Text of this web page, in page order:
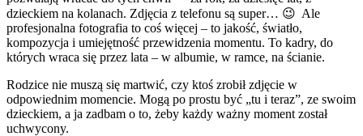
dzieckiem na kolanach. Zdjęcia z telefonu są super… 😉 Ale
profesjonalna fotografia to coś więcej – to jakość, światło,
kompozycja i umiejętność przewidzenia momentu. To kadry, do
których wraca się przez lata – w albumie, w ramce, na ścianie.
Rodzice nie muszą się martwić, czy ktoś zrobił zdjęcie w
odpowiednim momencie. Mogą po prostu być „tu i teraz”, ze swoim
dzieckiem, a ja zadbam o to, żeby każdy ważny moment został
uchwycony.